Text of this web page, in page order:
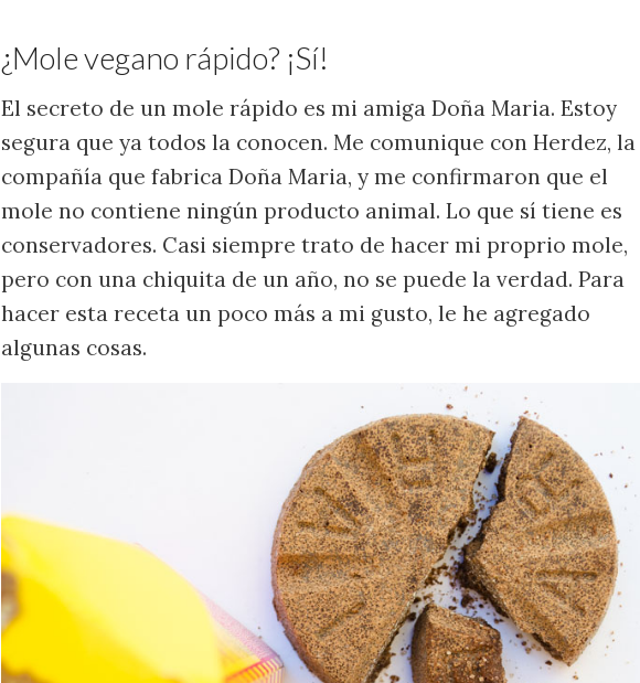
¿Mole vegano rápido? ¡Sí!
El secreto de un mole rápido es mi amiga Doña Maria. Estoy
segura que ya todos la conocen. Me comunique con Herdez, la
compañía que fabrica Doña Maria, y me confirmaron que el
mole no contiene ningún producto animal. Lo que sí tiene es
conservadores. Casi siempre trato de hacer mi proprio mole,
pero con una chiquita de un año, no se puede la verdad. Para
hacer esta receta un poco más a mi gusto, le he agregado
algunas cosas.